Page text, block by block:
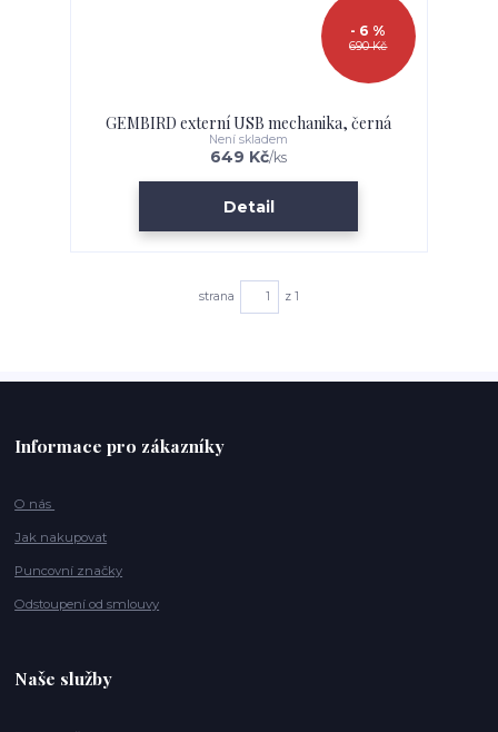
690 Kč
- 6 %
GEMBIRD externí USB mechanika, černá
649 Kč/ks
Není skladem
Detail
strana z 1
Informace pro zákazníky
O nás
Jak nakupovat
Puncovní značky
Odstoupení od smlouvy
Naše služby